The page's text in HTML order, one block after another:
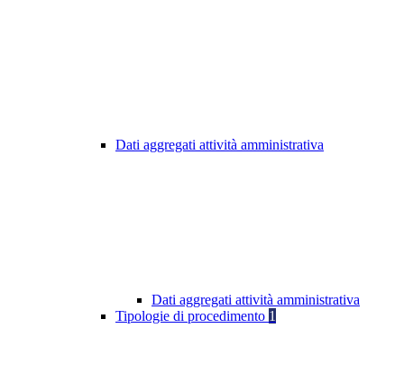
Dati aggregati attività amministrativa
Dati aggregati attività amministrativa
Tipologie di procedimento 1